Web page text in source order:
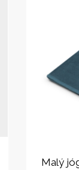
Malý